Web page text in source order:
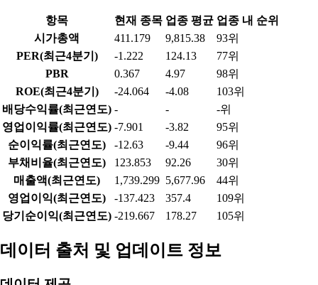
항목 현재 종목 업종 평균 업종 내 순위
시가총액
411.179 9,815.38
93위
PER(최근4분기)
-1.222 124.13
77위
PBR
0.367 4.97
98위
ROE(최근4분기)
-24.064 -4.08
103위
배당수익률(최근연도) - -
-위
영업이익률(최근연도) -7.901 -3.82
95위
순이익률(최근연도)
-12.63 -9.44
96위
부채비율(최근연도)
123.853 92.26
30위
매출액(최근연도)
1,739.299 5,677.96
44위
영업이익(최근연도)
-137.423 357.4
109위
당기순이익(최근연도) -219.667 178.27 105위
데이터 출처 및 업데이트 정보